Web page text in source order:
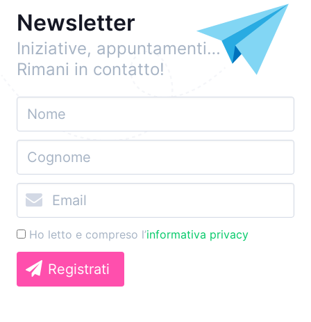
Newsletter
Iniziative, appuntamenti…
Rimani in contatto!
Ho letto e compreso l’informativa privacy
Registrati